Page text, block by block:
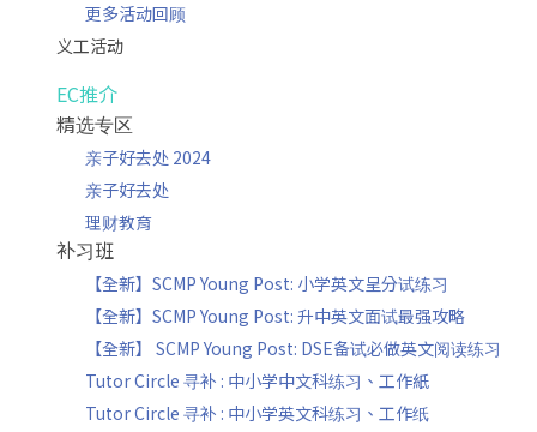
更多活动回顾
义工活动
EC推介
精选专区
亲子好去处 2024
亲子好去处
理财教育
补习班
【全新】SCMP Young Post: 小学英文呈分试练习
【全新】SCMP Young Post: 升中英文面试最强攻略
【全新】 SCMP Young Post: DSE备试必做英文阅读练习
Tutor Circle 寻补 : 中小学中文科练习、工作紙
Tutor Circle 寻补 : 中小学英文科练习、工作纸